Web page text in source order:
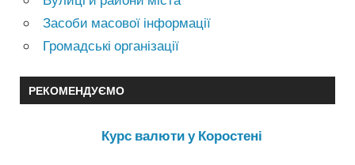
Засоби масової інформації
Громадські організації
РЕКОМЕНДУЄМО
Курс валюти у Коростені